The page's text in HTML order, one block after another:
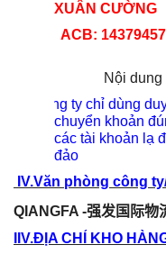
XUÂN CƯỜNG
ACB:
Nội dung
Công ty chỉ dùng
chuyển khoản
các tài khoản lạ
đảo
IV.Văn phòng công
QIANGFA -强发国 际物
IIV.ĐỊA CHỈ KHO